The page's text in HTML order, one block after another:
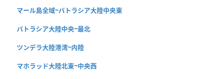
マール島全域~バトラシア大陸中央東
バトラシア大陸中央~最北
ツンデラ大陸港湾~内陸
マホラッド大陸北東~中央西